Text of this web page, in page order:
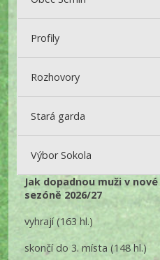
Profily
Rozhovory
Stará garda
Výbor Sokola
Jak dopadnou muži v nové
sezóně 2026/27
vyhrají(163 hl.)
skončí do 3. místa (148 hl.)